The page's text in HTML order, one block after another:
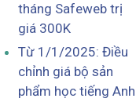
tháng Safeweb trị
giá 300K
Từ 1/1/2025: Điều
chỉnh giá bộ sản
phẩm học tiếng Anh